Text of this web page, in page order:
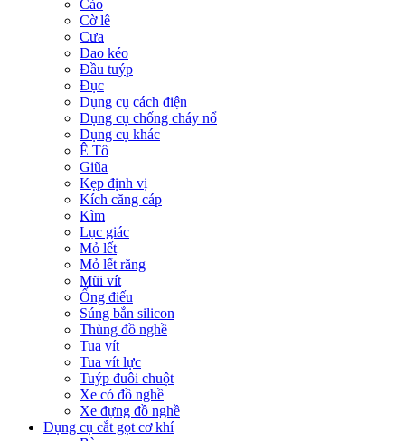
Cảo
Cờ lê
Cưa
Dao kéo
Đầu tuýp
Đục
Dụng cụ cách điện
Dụng cụ chống cháy nổ
Dụng cụ khác
Ê Tô
Giũa
Kẹp định vị
Kích căng cáp
Kìm
Lục giác
Mỏ lết
Mỏ lết răng
Mũi vít
Ống điếu
Súng bắn silicon
Thùng đồ nghề
Tua vít
Tua vít lực
Tuýp đuôi chuột
Xe có đồ nghề
Xe đựng đồ nghề
Dụng cụ cắt gọt cơ khí